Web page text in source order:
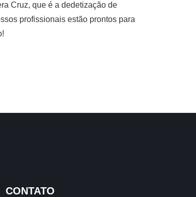
Cruz, que é a dedetização de
profissionais estão prontos para
CONTATO